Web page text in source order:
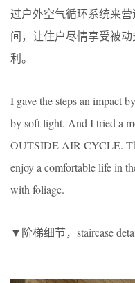
过户外空气循环系统来
间，让住户尽情享受被
利。
I gave the steps an impact
by soft light. And I tried a
OUTSIDE AIR CYCLE.
enjoy a comfortable life in
with foliage.
▼阶梯细节，staircase